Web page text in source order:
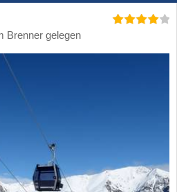
Brenner gelegen